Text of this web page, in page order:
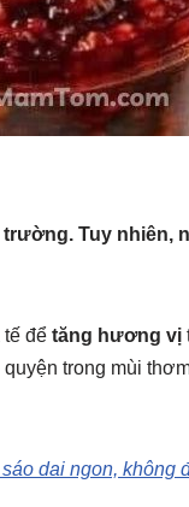
Tuy nhiên,
tế để tăng hương vị
trong mùi
dai ngon, không